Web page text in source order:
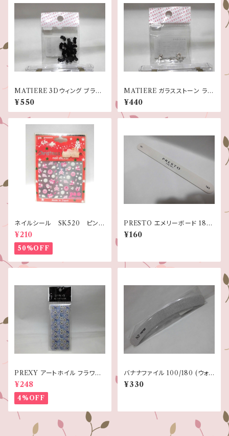
MATIERE 3Dウィング ブラッ
ク
¥550
MATIERE ガラスストーン ラウ
ンドフラワー 6×6 クリスタルク
リアー
¥440
ネイルシール SK520 ピンク
クリスマス
¥210
50%OFF
PRESTO エメリーボード 180/
180
¥160
PREXY アートホイル フラワー
シリーズ 33
¥248
4%OFF
バナナファイル 100/180 (ウォッ
シャブルタイプ)
¥330